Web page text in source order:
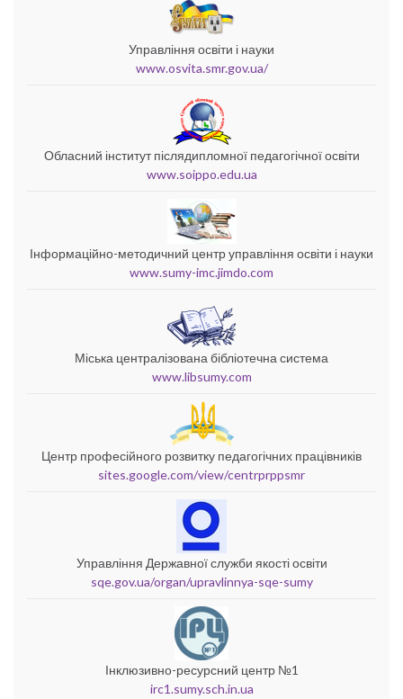
Управління освіти і науки
www.osvita.smr.gov.ua/
Обласний інститут післядипломної педагогічної освіти
www.soippo.edu.ua
Інформаційно-методичний центр управління освіти і науки
www.sumy-imc.jimdo.com
Міська централізована бібліотечна система
www.libsumy.com
Центр професійного розвитку педагогічних працівників
sites.google.com/view/centrprppsmr
Управління Державної служби якості освіти
sqe.gov.ua/organ/upravlinnya-sqe-sumy
Інклюзивно-ресурсний центр №1
irc1.sumy.sch.in.ua